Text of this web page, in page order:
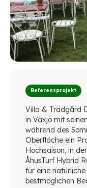
Referenzprojekt
Villa & Trädgård
in Växjö mit
während des
Oberfläche ein
Hochsaison, in
ÅhusTurf Hybrid
für eine
bestmöglichen